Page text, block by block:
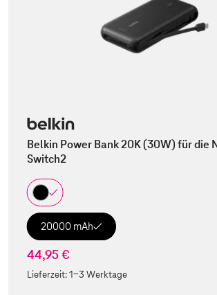
Belkin Power Bank 20K (30W) für die
Switch2
20000 mAh
44,95 €
Lieferzeit:1-3 Werktage